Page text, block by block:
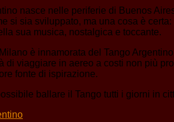
nasce nelle periferie di Buenos
si sia sviluppato, ma una cosa è
sua musica, nostalgica e toccante.
è innamorata del Tango
di viaggiare in aereo a costi non più
fonte di ispirazione.
ballare il Tango tutti i giorni in